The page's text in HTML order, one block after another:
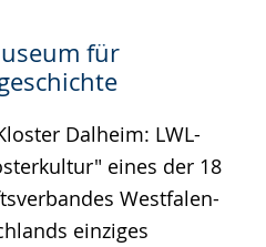
für
Dalheim: LWL-
eines der 18
Westfalen-
einziges